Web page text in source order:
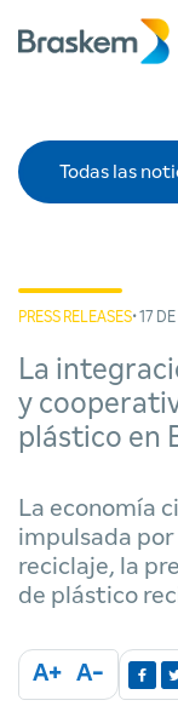
Todas las
PRESS RELEASES• 17
La
y
plástico en
La economía
impulsada por
reciclaje, la
de plástico
A+ A-